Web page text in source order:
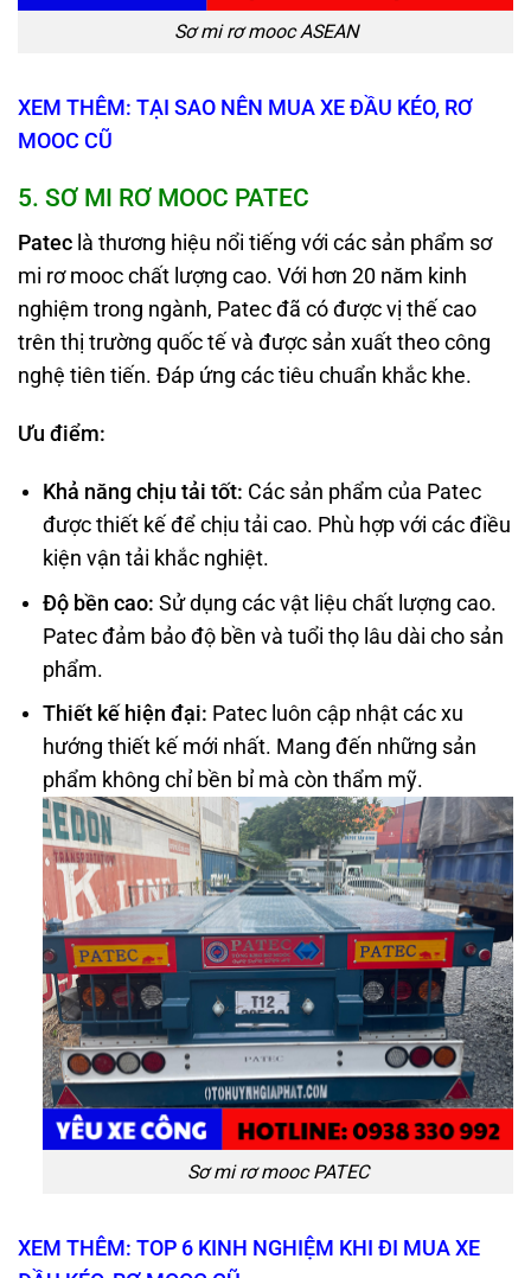
Sơ mi rơ mooc ASEAN
XEM THÊM: TẠI SAO NÊN MUA XE ĐẦU KÉO, RƠ
MOOC CŨ
5. SƠ MI RƠ MOOC PATEC
Patec là thương hiệu nổi tiếng với các sản phẩm sơ
mi rơ mooc chất lượng cao. Với hơn 20 năm kinh
nghiệm trong ngành, Patec đã có được vị thế cao
trên thị trường quốc tế và được sản xuất theo công
nghệ tiên tiến. Đáp ứng các tiêu chuẩn khắc khe.
Ưu điểm:
Khả năng chịu tải tốt: Các sản phẩm của Patec
được thiết kế để chịu tải cao. Phù hợp với các điều
kiện vận tải khắc nghiệt.
Độ bền cao: Sử dụng các vật liệu chất lượng cao.
Patec đảm bảo độ bền và tuổi thọ lâu dài cho sản
phẩm.
Thiết kế hiện đại: Patec luôn cập nhật các xu
hướng thiết kế mới nhất. Mang đến những sản
phẩm không chỉ bền bỉ mà còn thẩm mỹ.
Sơ mi rơ mooc PATEC
XEM THÊM: TOP 6 KINH NGHIỆM KHI ĐI MUA XE